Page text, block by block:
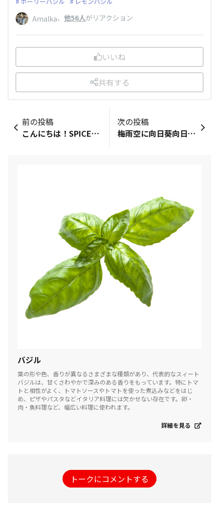
Amalka、 他56人がリアクション
いいね
共有する
バジル
葉の形や色、香りが異なるさまざまな種類があり、代表的なスィート
バジルは、甘くさわやかで深みのある香りをもっています。特にトマ
トと相性がよく、トマトソースやトマトを使った煮込みなどをはじ
め、ピザやパスタなどイタリア料理には欠かせない存在です。卵・
肉・魚料理など、幅広い料理に使われます。
詳細を見る
前の投稿
こんにちは！SPICE&amp;HERB COMMUNITY事務局です。エスビー食品の公式YouTubeチャンネル「S&amp;B SPICE&amp;HERB TV」内番組、料理家のぐっち夫婦がMCの料理教室番組「週末スパイスごはん」にて、ぐっち夫婦のTatsuyaさんに「ホットプレートでつくる！ラム肉のクミン炒め」の作り方を本日ご紹介いただきました♪※通常はLIVE配信ですが、今回は収録企画でお届けします✨今回のテーマはアウトドア料理！ラム肉と相性の良いクミンのエスニックな香りとフレッシュパクチーやミントの爽やかな風味がアクセントになり、ごはんのおかずにもおつまみにもぴったりな味わいの絶品レシピとなっております🌿ぜひ週末にお試しください！コメントや作ってみたご感想もお待ちしています！ご視聴はこちらから！
次の投稿
梅雨空に向日葵向日葵には、やっぱり青空が似合うなぁビタミンカラーの向日葵パワーで今週も頑張ろう〜
トークにコメントする